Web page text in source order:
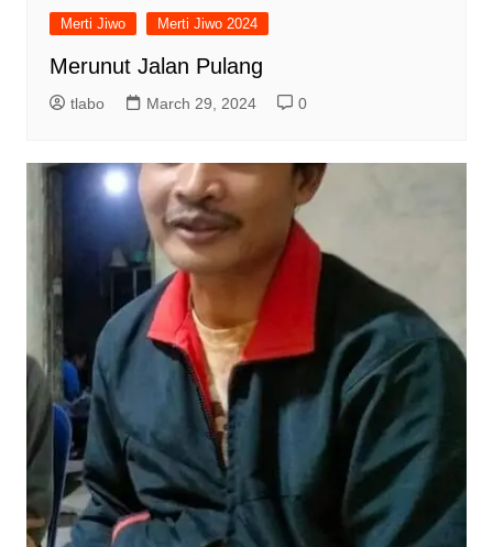
Merti Jiwo Merti Jiwo 2024
Merunut Jalan Pulang
tlabo March 29, 2024 0